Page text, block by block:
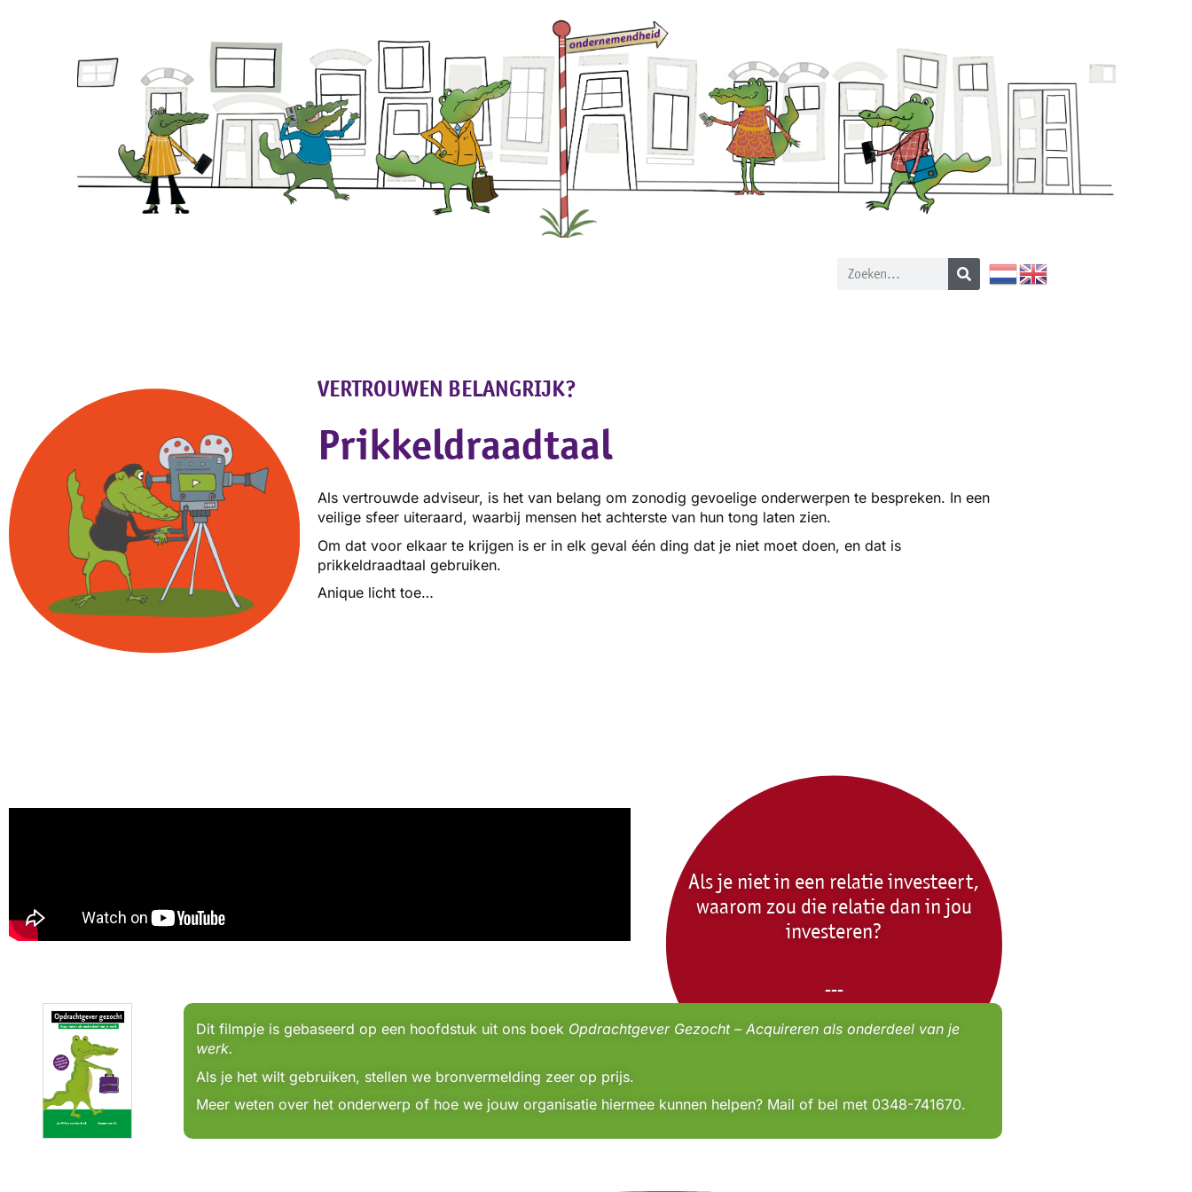
VERTROUWEN BELANGRIJK?
Prikkeldraadtaal
Als vertrouwde adviseur, is het van belang om zonodig gevoelige onderwerpen te bespreken. In een
veilige sfeer uiteraard, waarbij mensen het achterste van hun tong laten zien.
Om dat voor elkaar te krijgen is er in elk geval één ding dat je niet moet doen, en dat is
prikkeldraadtaal gebruiken.
Anique licht toe…
Als je niet in een relatie investeert,
waarom zou die relatie dan in jou
investeren?
---
Dit filmpje is gebaseerd op een hoofdstuk uit ons boek Opdrachtgever Gezocht – Acquireren als onderdeel van je
werk.
Als je het wilt gebruiken, stellen we bronvermelding zeer op prijs.
Meer weten over het onderwerp of hoe we jouw organisatie hiermee kunnen helpen? Mail of bel met 0348-741670.